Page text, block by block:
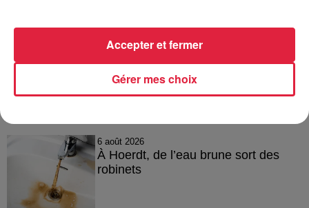
16h48 Anne-Sophie Martin
6 août 2026
À Hoerdt, de l’eau brune sort des
robinets
Gérer mes choix
Accepter et fermer